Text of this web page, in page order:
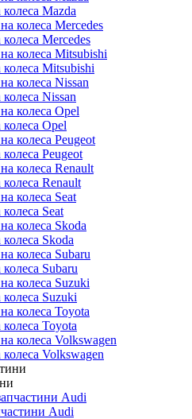
Mazda
Mercedes
Mitsubishi
Nissan
Opel
Peugeot
Renault
Seat
Skoda
Subaru
Suzuki
Toyota
Volkswagen
Audi